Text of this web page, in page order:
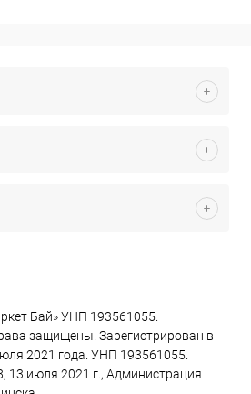
Бай» УНП 193561055.
защищены. Зарегистрирован в
2021 года. УНП 193561055.
13 июля 2021 г., Администрация